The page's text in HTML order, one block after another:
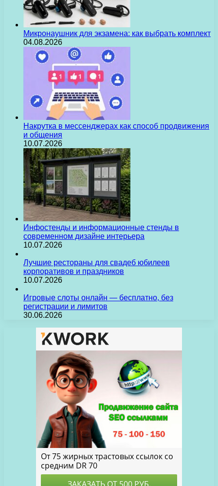
Микронаушник для экзамена: как выбрать комплект
04.08.2026
Накрутка в мессенджерах как способ продвижения
и общения
10.07.2026
Инфостенды и информационные стенды в
современном дизайне интерьера
10.07.2026
Лучшие рестораны для свадеб юбилеев
корпоративов и праздников
10.07.2026
Игровые слоты онлайн — бесплатно, без
регистрации и лимитов
30.06.2026